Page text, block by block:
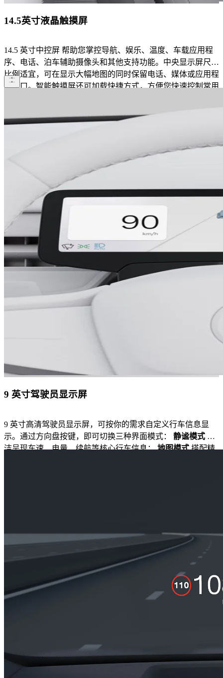
14.5英寸液晶触摸屏
14.5 英寸中控屏 ​帮助您掌控导航、娱乐、温度、车载应用程
序、电话、泊车辅助摄像头和其他支持功能。中央显示屏尺寸
比例适宜，可在显示大幅地图的同时保留电话、媒体或应用程
序窗口。智能触摸屏还可加载快捷方式，方便您快速控制常用
砌。
9 英寸驾驶员显示屏
9 英寸高清驾驶员显示屏，可按你的需求自定义行车信息显
示。通过方向盘按键，即可切换三种界面模式： 静谧模式 简
洁呈现车速、电量、续航等核心行车信息；地图模式搭配精